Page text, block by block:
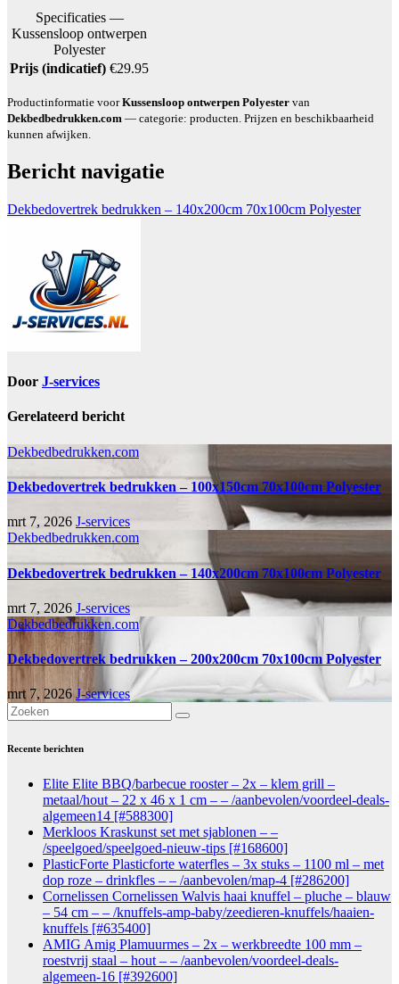
Specificaties —
Kussensloop ontwerpen
Polyester
Prijs (indicatief) €29.95
Productinformatie voorKussensloop ontwerpen Polyester van
Dekbedbedrukken.com — categorie: producten. Prijzen en beschikbaarheid
kunnen afwijken.
Bericht navigatie
Dekbedovertrek bedrukken – 140x200cm 70x100cm Polyester
Door J-services
Gerelateerd bericht
Dekbedbedrukken.com
Dekbedovertrek bedrukken – 100x150cm 70x100cm Polyester
mrt 7, 2026 J-services
Dekbedbedrukken.com
Dekbedovertrek bedrukken – 140x200cm 70x100cm Polyester
mrt 7, 2026 J-services
Dekbedbedrukken.com
Dekbedovertrek bedrukken – 200x200cm 70x100cm Polyester
mrt 7, 2026 J-services
Recente berichten
Elite Elite BBQ/barbecue rooster – 2x – klem grill –
metaal/hout – 22 x 46 x 1 cm – – /aanbevolen/voordeel-deals-
algemeen14 [#588300]
Merkloos Kraskunst set met sjablonen – –
/speelgoed/speelgoed-nieuw-tips [#168600]
PlasticForte Plasticforte waterfles – 3x stuks – 1100 ml – met
dop roze – drinkfles – – /aanbevolen/map-4 [#286200]
Cornelissen Cornelissen Walvis haai knuffel – pluche – blauw
– 54 cm – – /knuffels-amp-baby/zeedieren-knuffels/haaien-
knuffels [#635400]
AMIG Amig Plamuurmes – 2x – werkbreedte 100 mm –
roestvrij staal – hout – – /aanbevolen/voordeel-deals-
algemeen-16 [#392600]